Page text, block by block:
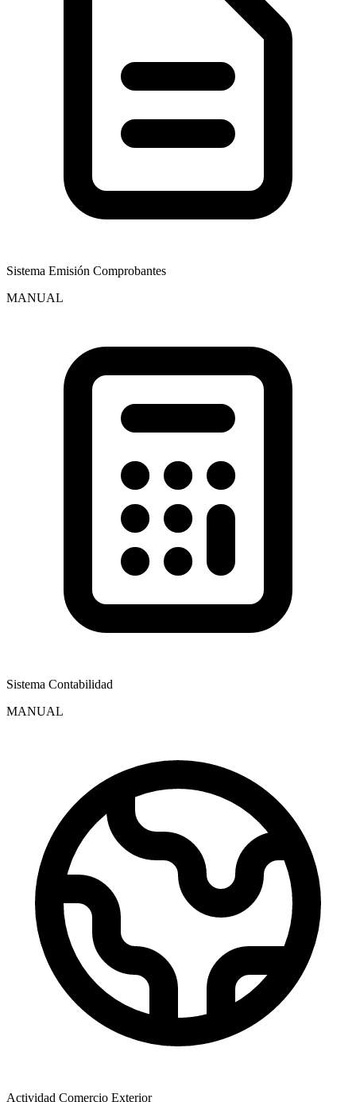
Sistema Emisión Comprobantes
MANUAL
Sistema Contabilidad
MANUAL
Actividad Comercio Exterior